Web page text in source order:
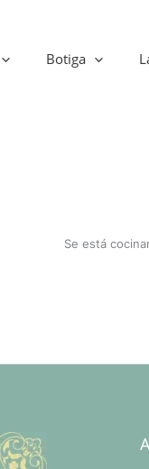
Botiga
Se está